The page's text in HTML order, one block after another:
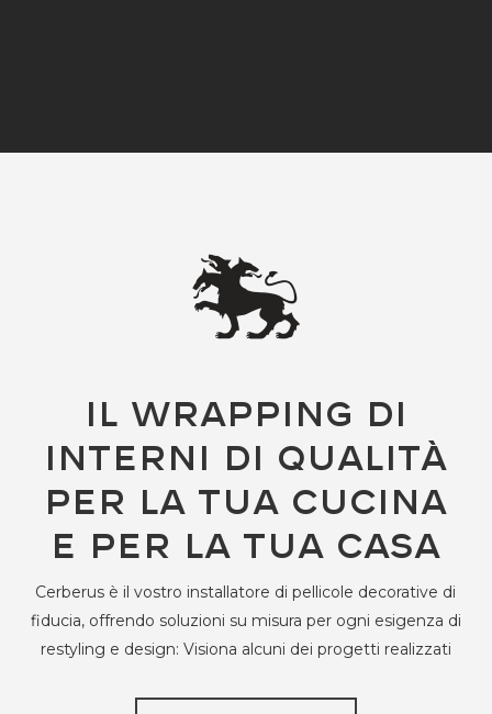
Il Wrapping di
interni di qualità
per la tua cucina
e per la tua casa
Cerberus è il vostro installatore di pellicole decorative di
fiducia, offrendo soluzioni su misura per ogni esigenza di
restyling e design: Visiona alcuni dei progetti realizzati